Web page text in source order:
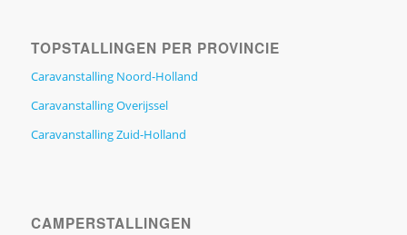
TOPSTALLINGEN PER PROVINCIE
Caravanstalling Noord-Holland
Caravanstalling Overijssel
Caravanstalling Zuid-Holland
CAMPERSTALLINGEN